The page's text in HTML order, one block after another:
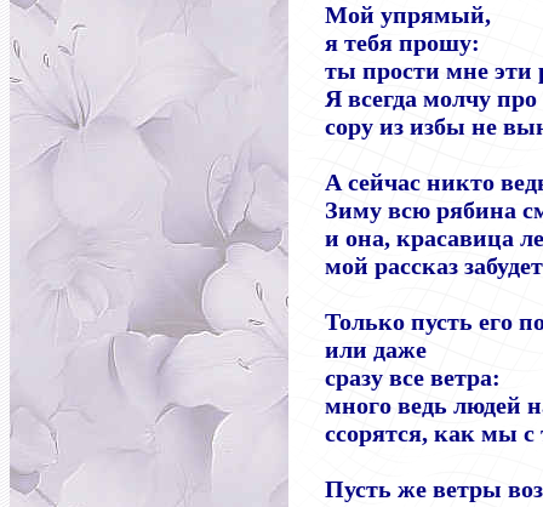
Мой упрямый,
я тебя прошу:
ты прости мне эти
Я всегда молчу
сору из избы не
А сейчас никто
Зиму всю рябина
и она, красавица
мой рассказ
Только пусть его
или даже
сразу все ветра:
много ведь людей
ссорятся, как мы с
Пусть же ветры